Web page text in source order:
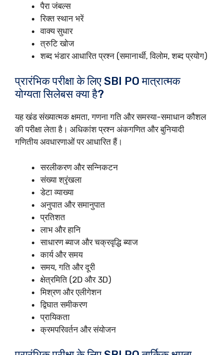
पैरा जंबल्स
रिक्त स्थान भरें
वाक्य सुधार
त्रुटि खोज
शब्द भंडार आधारित प्रश्न (समानार्थी, विलोम, शब्द प्रयोग)
प्रारंभिक परीक्षा के लिए SBI PO मात्रात्मक
योग्यता सिलेबस क्या है?
यह खंड संख्यात्मक क्षमता, गणना गति और समस्या-समाधान कौशल
की परीक्षा लेता है। अधिकांश प्रश्न अंकगणित और बुनियादी
गणितीय अवधारणाओं पर आधारित हैं।
सरलीकरण और सन्निकटन
संख्या श्रृंखला
डेटा व्याख्या
अनुपात और समानुपात
प्रतिशत
लाभ और हानि
साधारण ब्याज और चक्रवृद्धि ब्याज
कार्य और समय
समय, गति और दूरी
क्षेत्रमिति (2D और 3D)
मिश्रण और एलीगेशन
द्विघात समीकरण
प्रायिकता
क्रमपरिवर्तन और संयोजन